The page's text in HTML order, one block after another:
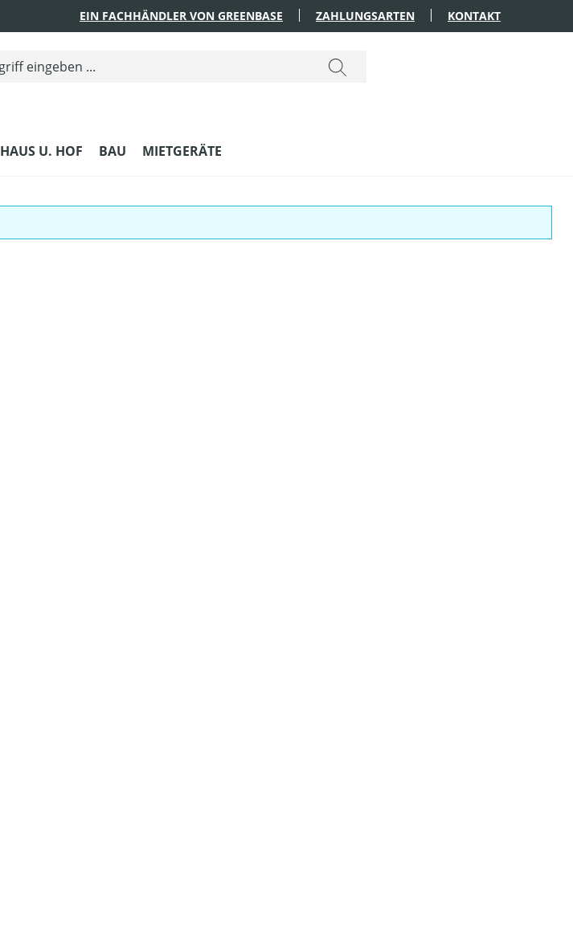
EIN FACHHÄNDLER VON GREENBASE ZAHLUNGSARTEN KONTAKT
HAUS U. HOF BAU MIETGERÄTE